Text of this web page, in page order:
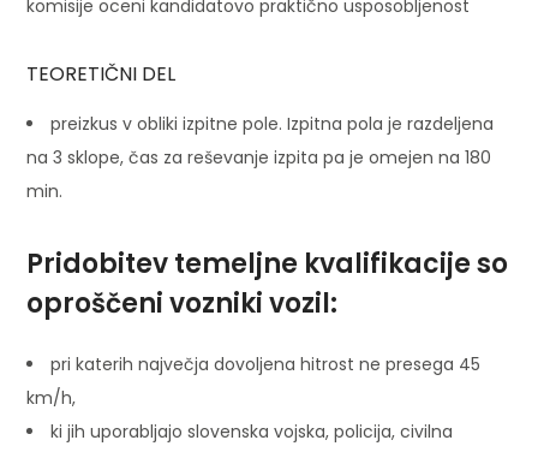
komisije oceni kandidatovo praktično usposobljenost
​TEORETIČNI DEL
preizkus v obliki izpitne pole. Izpitna pola je razdeljena
na 3 sklope, čas za reševanje izpita pa je omejen na 180
min.
Pridobitev temeljne kvalifikacije so
oproščeni vozniki vozil:
pri katerih največja dovoljena hitrost ne presega 45
km/h,
ki jih uporabljajo slovenska vojska, policija, civilna